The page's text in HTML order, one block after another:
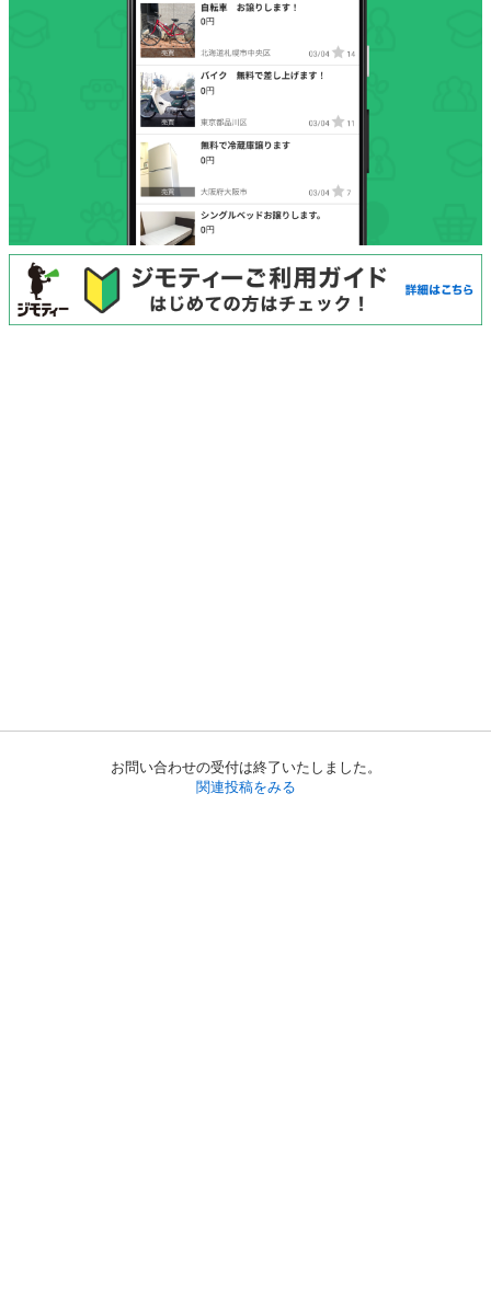
お問い合わせの受付は終了いたしました。
関連投稿をみる